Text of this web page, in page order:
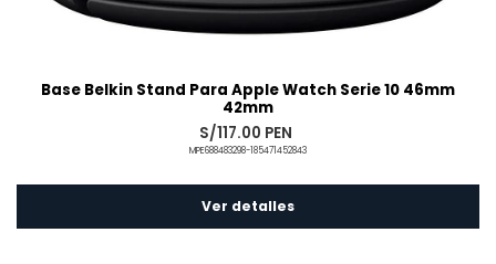
Base Belkin Stand Para Apple Watch Serie 10 46mm
42mm
S/117.00 PEN
MPE688483298-185471452843
Ver detalles